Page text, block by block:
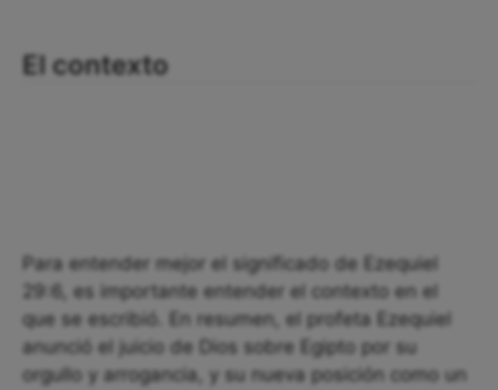
El contexto
Para entender mejor el significado de Ezequiel
29:6, es importante entender el contexto en el
que se escribió. En resumen, el profeta Ezequiel
anunció el juicio de Dios sobre Egipto por su
orgullo y arrogancia, y su nueva posición como un